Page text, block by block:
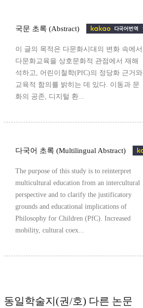
국문 초록 (Abstract)
이 글의 목적은 다문화시대의 변화 속에서
다문화교육을 상호문화적 관점에서 재해
석하고, 어린이철학(PfC)의 정당화 근거와
교육적 함의를 밝히는 데 있다. 이동과 문
화의 공존, 디지털 환...
다국어 초록 (Multilingual Abstract)
The purpose of this study is to reinterpret
multicultural education from an intercultural
perspective and to clarify the justificatory
grounds and educational implications of
Philosophy for Children (PfC). Increased
mobility, cultural coex...
동일학술지(권/호) 다른 논문